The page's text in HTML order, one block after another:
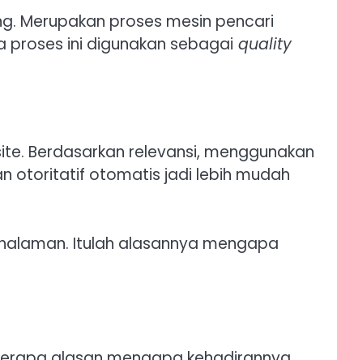
Merupakan proses mesin pencari
ini digunakan sebagai quality
Berdasarkan relevansi, menggunakan
otoritatif otomatis jadi lebih mudah
Itulah alasannya mengapa